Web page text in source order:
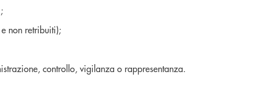
non retribuiti);
controllo, vigilanza o rappresentanza.